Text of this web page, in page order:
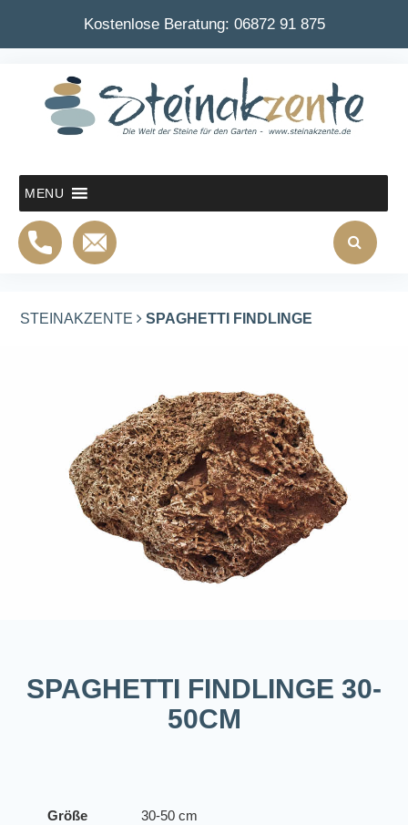
Kostenlose Beratung: 06872 91 875
MENU
STEINAKZENTE SPAGHETTI FINDLINGE
SPAGHETTI FINDLINGE 30-
50CM
Größe 30-50 cm